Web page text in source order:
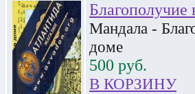
Благополучие
Мандала -
доме
500 руб.
В КОРЗИНУ